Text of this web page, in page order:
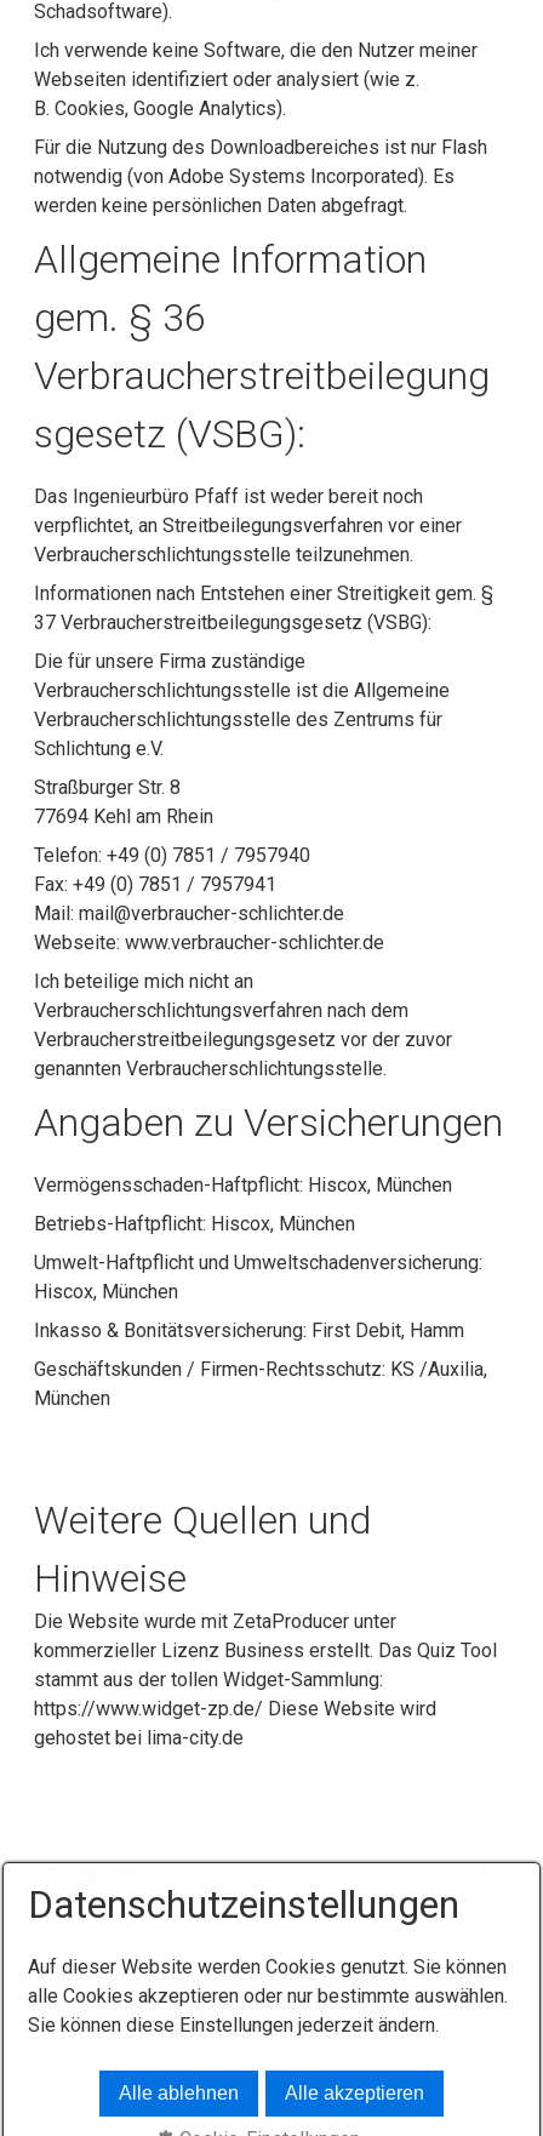
Schadsoftware).
Ich verwende keine Software, die den Nutzer meiner
Webseiten identifiziert oder analysiert (wie z.
B. Cookies, Google Analytics).
Für die Nutzung des Downloadbereiches ist nur Flash
notwendig (von Adobe Systems Incorporated). Es
werden keine persönlichen Daten abgefragt.
Allgemeine Information
gem. § 36
Verbraucherstreitbeilegung
sgesetz (VSBG):
Das Ingenieurbüro Pfaff ist weder bereit noch
verpflichtet, an Streitbeilegungsverfahren vor einer
Verbraucherschlichtungsstelle teilzunehmen.
Informationen nach Entstehen einer Streitigkeit gem. §
37 Verbraucherstreitbeilegungsgesetz (VSBG):
Die für unsere Firma zuständige
Verbraucherschlichtungsstelle ist die Allgemeine
Verbraucherschlichtungsstelle des Zentrums für
Schlichtung e.V.
Straßburger Str. 8
77694 Kehl am Rhein
Telefon: +49 (0) 7851 / 7957940
Fax: +49 (0) 7851 / 7957941
Mail: mail@verbraucher-schlichter.de
Webseite: www.verbraucher-schlichter.de
Ich beteilige mich nicht an
Verbraucherschlichtungsverfahren nach dem
Verbraucherstreitbeilegungsgesetz vor der zuvor
genannten Verbraucherschlichtungsstelle.
Angaben zu Versicherungen
Vermögensschaden-Haftpflicht: Hiscox, München
Betriebs-Haftpflicht: Hiscox, München
Umwelt-Haftpflicht und Umweltschadenversicherung:
Hiscox, München
Inkasso & Bonitätsversicherung: First Debit, Hamm
Geschäftskunden / Firmen-Rechtsschutz: KS /Auxilia,
München
Weitere Quellen und
Hinweise
Die Website wurde mit ZetaProducer unter
kommerzieller Lizenz Business erstellt. Das Quiz Tool
stammt aus der tollen Widget-Sammlung:
https://www.widget-zp.de/ Diese Website wird
gehostet bei lima-city.de
Startseite Kontakt
Impressum
Datenschutzerklärung
AGB
© 2026 INGENIEURBÜRO ROGER PFAFF
Datenschutzeinstellungen
Auf dieser Website werden Cookies genutzt. Sie können
alle Cookies akzeptieren oder nur bestimmte auswählen.
Sie können diese Einstellungen jederzeit ändern.
Alle ablehnen Alle akzeptieren